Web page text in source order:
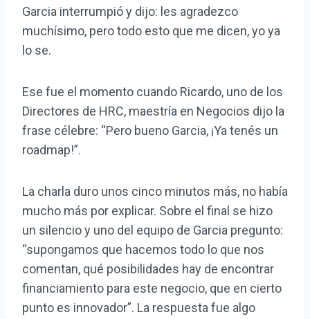
Garcia interrumpió y dijo: les agradezco
muchísimo, pero todo esto que me dicen, yo ya
lo se.
Ese fue el momento cuando Ricardo, uno de los
Directores de HRC, maestría en Negocios dijo la
frase célebre: “Pero bueno Garcia, ¡Ya tenés un
roadmap!”.
La charla duro unos cinco minutos más, no había
mucho más por explicar. Sobre el final se hizo
un silencio y uno del equipo de Garcia pregunto:
“supongamos que hacemos todo lo que nos
comentan, qué posibilidades hay de encontrar
financiamiento para este negocio, que en cierto
punto es innovador”. La respuesta fue algo